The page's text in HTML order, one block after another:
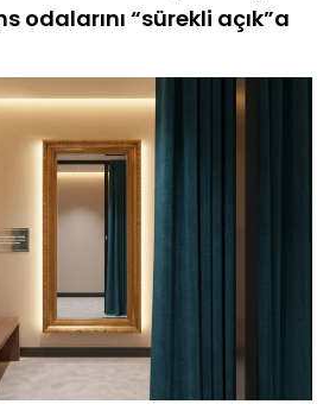
“sürekli açık”a